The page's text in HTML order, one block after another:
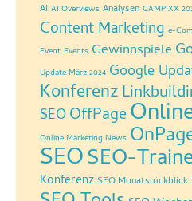
AI AI Overviews Analysen CAMPIXX
Content Marketing e-
Event Events Gewinnspiele
Update März 2024 Google
Konferenz
SEOOffPage
Online Marketing News
SEOSEO-
Konferenz SEO Monatsrückblick